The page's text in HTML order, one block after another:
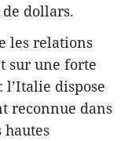
dollars.
les relations
sur une forte
dispose
reconnue dans
hautes